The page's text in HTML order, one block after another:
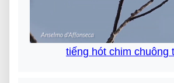
tiếng hót chim chuông